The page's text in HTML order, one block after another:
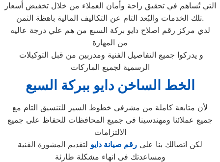
التي تُساهم في تحقيق راحة وأمان العملاء من خلال تخفيض أسعار
تلك الخدمات والبُعد التام عن التكاليف المالية باهظة الثمن.
لدي مركز رقم اصلاح دايو بركة السبع من هم علي درجة عاليه
من المهارة
الرسمية لجميع الماركات
الخط الساخن دايو ببركة السبع
لأن متابعة كاملة من مشرفى خطوط السير للتنسيق التام مع
جميع عملائنا ومهندسينا فى جميع المحافظات للحفاظ على جميع
الالتزامات
لكن اتصالك بنا على رقم صيانة دايو لتقديم المشورة القنية
ومساعدتك فى انهاء مشكلة طارئة